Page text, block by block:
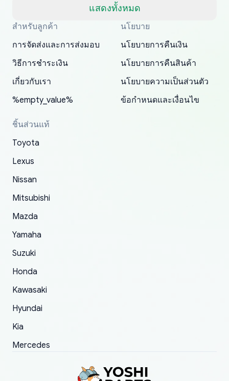
แสดงทั้งหมด
a matter of days. Very professional company as
well, I forgot to add my apartment number in
my address and contacted them with the
correct information. They updated my address
promptly. Will 100% be returning to order parts
Thank you, yoshiparts.com for the responsive
customer service and for being a reliable
have ordered from yoshi three times within
2022. The first two orders were received timely
and with no problems. The third order was not
received at all. According to yoshi's shipper, the
parcel was lost somewhere within the U.S.
replacement order was shipped and received.
The only reason for giving them 4 stars instead
order.
South Guam
OEM parts at prices that nobody else can beat.
Fast shipping to USA… I’m happy!
P. Ginez
Basically, this is my 6th time ordering parts for
my XRs (which is hard to find these days). Item
19 delays which is understandable, the package
is packed well! More so, I am genuinely happy
about the updates whether the item I added to
my cart is available or not. It's hassle free, I've
had troubles on my previous orders but they
and giving me updates.
All genuine oem parts all in perfect condition I
have told everyone about this site very reliable
appreciate everything.
Jay W
I am so shocked at good time, all just because
needed parts for making my cars more
mudguards,flares ) area insane good shape for
my VDJ79, thank you yoshi, for caring
packaging and also because i can look for all
parts needed for upgrading from LX to VX
toyota!.
YANAN RAMIREZ GONZALEZ
สำหรับลูกค้า
การจัดส่งและการส่งมอบ
วิธีการชำระเงิน
เกี่ยวกับเรา
%empty_value%
นโยบาย
นโยบายการคืนเงิน
นโยบายการคืนสินค้า
นโยบายความเป็นส่วนตัว
ข้อกำหนดและเงื่อนไข
ชิ้นส่วนแท้
Toyota
Lexus
Nissan
Mitsubishi
Mazda
Yamaha
Suzuki
Honda
Kawasaki
Hyundai
Kia
Mercedes